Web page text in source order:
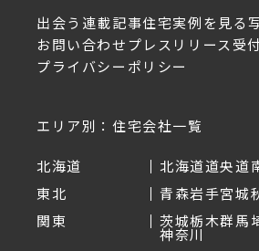
出会う 連載記事住宅実例を見る
お問い合わせ プレスリリース受付
プライバシーポリシー
エリア別：住宅会社一覧
北海道 北海道道央道
東北
青森岩手宮城
関東
茨城栃木群馬
神奈川